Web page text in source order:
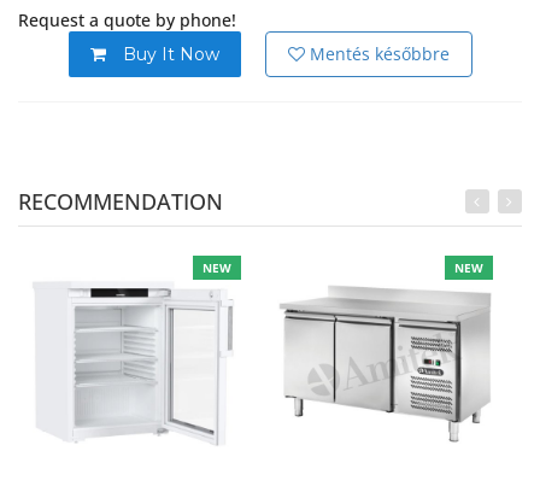
Request a quote by phone!
Buy It Now Mentés későbbre
RECOMMENDATION
NEW NEW